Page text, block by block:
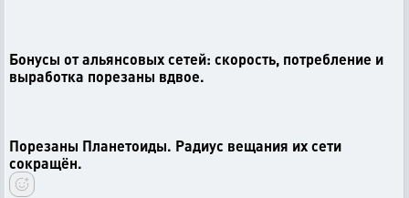
Бонусы от альянсовых сетей: скорость, потребление и
выработка порезаны вдвое.
Порезаны Планетоиды. Радиус вещания их сети
сокращён.